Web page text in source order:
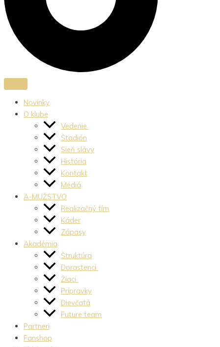
Novinky
O klube
Vedenie
Štadión
Sieň slávy
História
Kontakt
Médiá
A-MUŽSTVO
Realizačný tím
Káder
Zápasy
Akadémia
Štruktúra
Dorastenci
Žiaci
Prípravky
Dievčatá
Future team
Partneri
Fanshop